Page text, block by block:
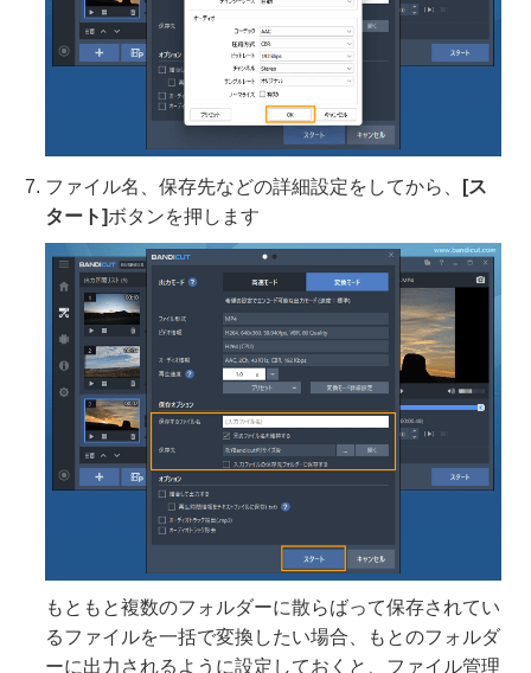
ファイル名、保存先などの詳細設定をしてから、
[ス
タート]ボタンを押します
もともと複数のフォルダーに散らばって保存されてい
るファイルを一括で変換したい場合、もとのフォルダ
ーに出力されるように設定しておくと、ファイル管理